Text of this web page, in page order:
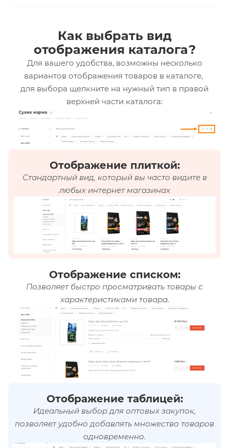
Как выбрать вид
отображения каталога?
Для вашего удобства, возможны несколько
вариантов отображения товаров в каталоге,
для выбора щелкните на нужный тип в правой
верхней части каталога:
Отображение плиткой:
Стандартный вид, который вы часто видите в
любых интернет магазинах
Отображение списком:
Позволяет быстро просматривать товары с
характеристиками товара.
Отображение таблицей:
Идеальный выбор для оптовых закупок,
позволяет удобно добавлять множество товаров
одновременно.